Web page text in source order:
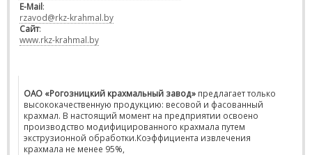
E-Mail:
rzavod@rkz-krahmal.by
Сайт:
www.rkz-krahmal.by
ОАО «Рогозницкий крахмальный завод» предлагает только
высококачественную продукцию: весовой и фасованный
крахмал. В настоящий момент на предприятии освоено
производство модифицированного крахмала путем
экструзионной обработки.Коэффициента извлечения
крахмала не менее 95%,